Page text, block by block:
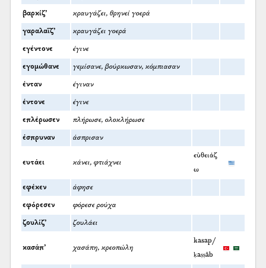
βαρκίζ’ κραυγάζει, θρηνεί γοερά
γαραλαΐζ’ κραυγάζει γοερά
εγέντονε έγινε
εγομώθανε γεμίσανε, βούρκωσαν, κόμπιασαν
ένταν έγιναν
έντονε έγινε
επλέρωσεν πλήρωσε, ολοκλήρωσε
έσπρυναν άσπρισαν
ευτάει κάνει, φτιάχνει
εὐθειάζ
ω
εφέκεν άφησε
εφόρεσεν φόρεσε ρούχα
ζουλίζ’ ζουλάει
κασάπ’ χασάπη, κρεοπώλη
kasap/
ḳaṣṣāb